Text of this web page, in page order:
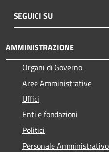
SEGUICI SU
AMMINISTRAZIONE
Organi di Governo
Aree Amministrative
Uffici
Enti e fondazioni
Politici
Personale Amministrativo